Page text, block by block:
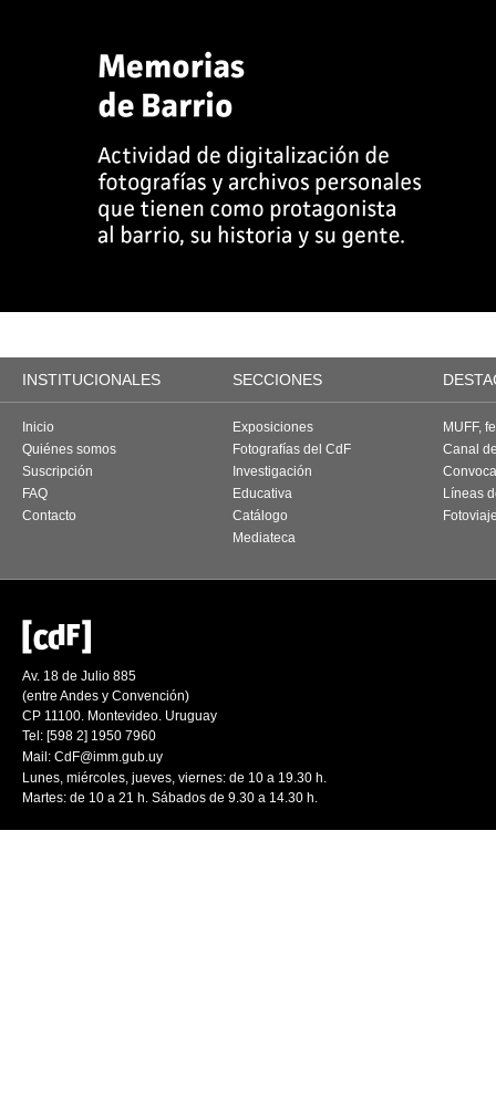
INSTITUCIONALES SECCIONES
Inicio
Quiénes somos
Suscripción
FAQ
Contacto
Exposiciones
Fotografías del CdF
Investigación
Educativa
Catálogo
Mediateca
MUFF,
Canal
Líneas
Av. 18 de Julio 885
(entre Andes y Convención)
CP 11100. Montevideo. Uruguay
Tel: [598 2] 1950 7960
Mail: CdF@imm.gub.uy
Lunes, miércoles, jueves, viernes: de 10 a 19.30 h.
Martes: de 10 a 21 h. Sábados de 9.30 a 14.30 h.